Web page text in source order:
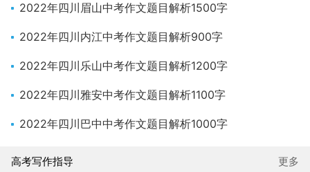
2022年四川眉山中考作文题目解析1500字
2022年四川内江中考作文题目解析900字
2022年四川乐山中考作文题目解析1200字
2022年四川雅安中考作文题目解析1100字
2022年四川巴中中考作文题目解析1000字
高考写作指导 更多